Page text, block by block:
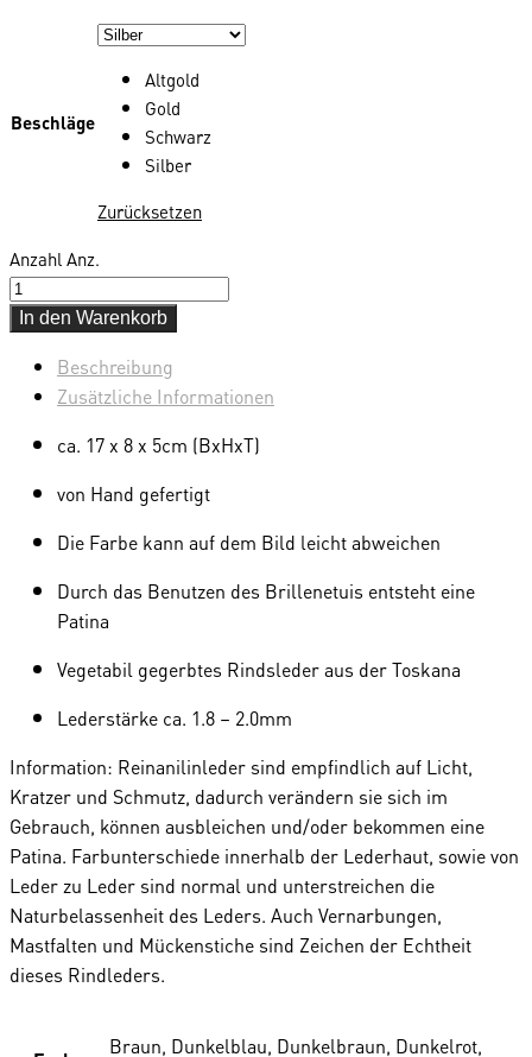
Beschläge
Altgold
Gold
Schwarz
Silber
Zurücksetzen
AnzahlAnz.
In den Warenkorb
Beschreibung
Zusätzliche Informationen
ca. 17 x 8 x 5cm (BxHxT)
von Hand gefertigt
Die Farbe kann auf dem Bild leicht abweichen
Durch das Benutzen des Brillenetuis entsteht eine
Patina
Vegetabil gegerbtes Rindsleder aus der Toskana
Lederstärke ca. 1.8 – 2.0mm
Information: Reinanilinleder sind empfindlich auf Licht,
Kratzer und Schmutz, dadurch verändern sie sich im
Gebrauch, können ausbleichen und/oder bekommen eine
Patina. Farbunterschiede innerhalb der Lederhaut, sowie von
Leder zu Leder sind normal und unterstreichen die
Naturbelassenheit des Leders. Auch Vernarbungen,
Mastfalten und Mückenstiche sind Zeichen der Echtheit
dieses Rindleders.
Braun, Dunkelblau, Dunkelbraun, Dunkelrot,